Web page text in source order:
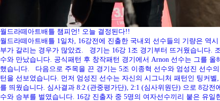
월드라떼아트배틀 챔피언! 오늘 결정된다!!
월드라떼아트배틀 1일차, 16강전에 진출한 국내외 선수들의 기량은 역
부가 갈리는 경우가 많았죠. 경기는 16강 1조 경기부터 뜨거웠습니다.
수와 만났습니다. 공식패턴 후 창작패턴 경기에서 Arnon 선수는 그를
했습니다. 다음으로 주목을 끈 경기는 5조 이종혁 선수와 엄성진 선수
턴을 선보였습니다. 먼저 엄성진 선수는 자신의 시그니처 패턴인 팅커
를 띄웠습니다. 심사결과 8:2 (관중평가단), 2:1 (심사위원단) 으로 8강
수와 승부를 벌였습니다. 16강 진출자 중 5명의 여자선수끼리 붙은 유